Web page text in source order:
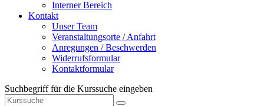
Interner Bereich
Kontakt
Unser Team
Veranstaltungsorte / Anfahrt
Anregungen / Beschwerden
Widerrufsformular
Kontaktformular
Suchbegriff für die Kurssuche eingeben